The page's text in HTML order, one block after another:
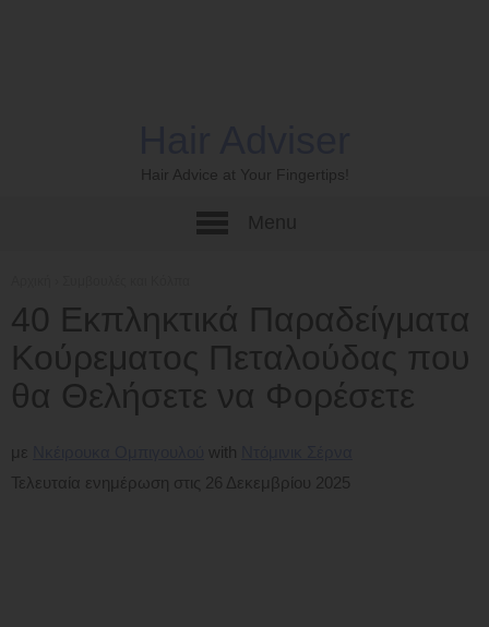
Hair Advice at Your Fingertips!
40 Εκπληκτικά Παραδείγματα
Κούρεματος Πεταλούδας που
θα Θελήσετε να Φορέσετε
με
Τελευταία ενημέρωση στις 26 Δεκεμβρίου 2025